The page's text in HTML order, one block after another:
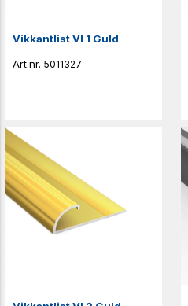
Vikkantlist VI 1 Guld
5011327